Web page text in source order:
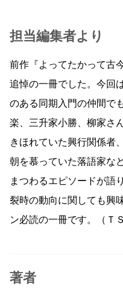
担当編集者より
前作『よってたかって古
追悼の一冊でした。今回
のある同期入門の仲間で
楽、三升家小勝、柳家さ
きほれていた興行関係者
朝を慕っていた落語家な
まつわるエピソードが語
裂時の動向に関しても興
ン必読の一冊です。（ＴＳ
著者